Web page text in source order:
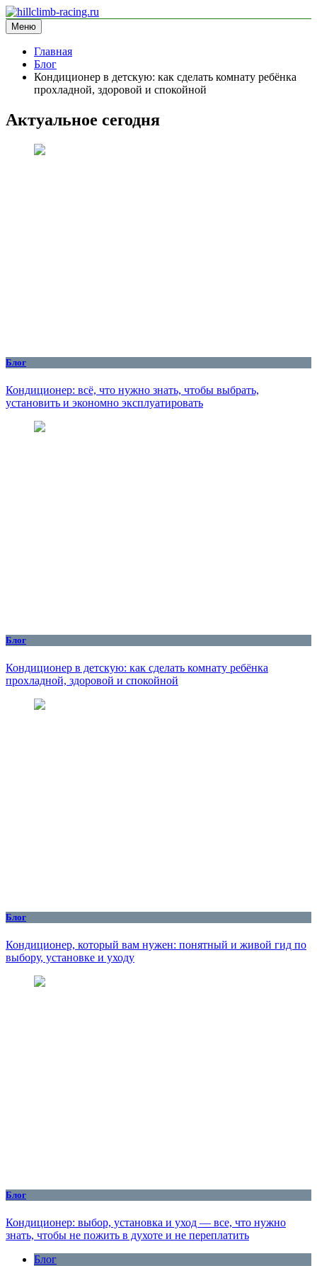
Перейти
к
содержимому
hillclimb-racing.ru
информационный сайт
Меню
Главная
Блог
Кондиционер в детскую: как сделать комнату ребёнка
прохладной, здоровой и спокойной
Актуальное сегодня
Блог
Кондиционер: всё, что нужно знать, чтобы выбрать,
установить и экономно эксплуатировать
Блог
Кондиционер в детскую: как сделать комнату ребёнка
прохладной, здоровой и спокойной
Блог
Кондиционер, который вам нужен: понятный и живой гид по
выбору, установке и уходу
Блог
Кондиционер: выбор, установка и уход — все, что нужно
знать, чтобы не пожить в духоте и не переплатить
Блог